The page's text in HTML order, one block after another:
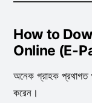
How to
Online (E-
অনেক গ্রাহক প্রথাগত
করেন।